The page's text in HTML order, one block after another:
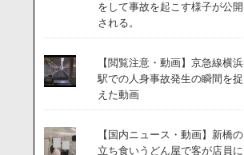
をして事故を起こす様子が公開
される。
【閲覧注意・動画】京急線横浜
駅での人身事故発生の瞬間を捉
えた動画
【国内ニュース・動画】新橋の
立ち食いうどん屋で客が店員に